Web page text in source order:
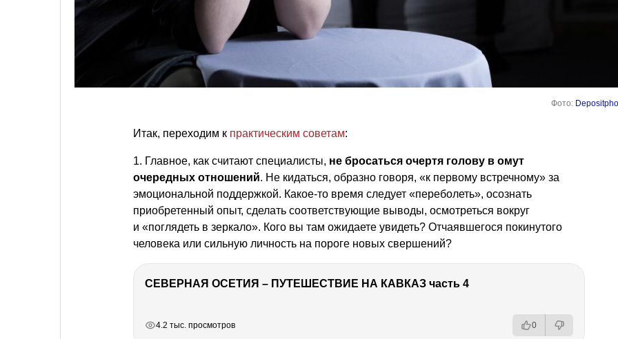
Фото:
Итак, переходим к практическим советам:
1. Главное, как считают специалисты, не бросаться очертя голову в омут
очередных отношений. Не кидаться, образно говоря, «к первому встречному» за
эмоциональной поддержкой. Какое-то время следует «переболеть», осознать
приобретенный опыт, сделать соответствующие выводы, осмотреться вокруг
и «поглядеть в зеркало». Кого вы там ожидаете увидеть? Отчаявшегося покинутого
человека или сильную личность на пороге новых свершений?
СЕВЕРНАЯ ОСЕТИЯ – ПУТЕШЕСТВИЕ НА КАВКАЗ часть 4
4.2 тыс. просмотров 0